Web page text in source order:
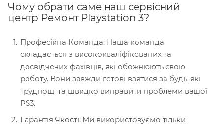
Чому обрати саме наш сервісний
центр Ремонт Playstation 3?
Професійна Команда: Наша команда
складається з висококваліфікованих та
досвідчених фахівців, які обожнюють свою
роботу. Вони завжди готові взятися за будь-які
труднощі та швидко виправити проблеми вашої
PS3.
Гарантія Якості: Ми використовуємо тільки